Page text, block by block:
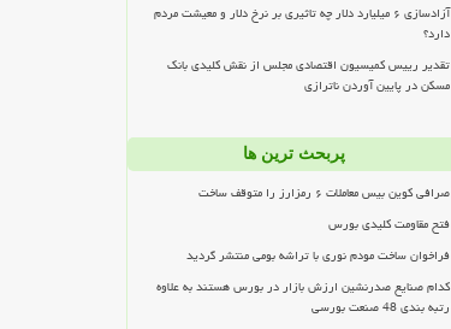
آزادسازی ۶ میلیارد دلار چه تاثیری بر نرخ دلار و معیشت مردم
دارد؟
تقدیر رییس کمیسیون اقتصادی مجلس از نقش کلیدی بانک
مسکن در پایین آوردن ناترازی
پربحث ترین ها
صرافی کوین بیس معاملات ۶ رمزارز را متوقف ساخت
فتح مقاومت کلیدی بورس
فراخوان ساخت مودم نوری با تراشه بومی منتشر گردید
کدام صنایع صدرنشین ارزش بازار در بورس هستند به علاوه
رتبه بندی 48 صنعت بورسی